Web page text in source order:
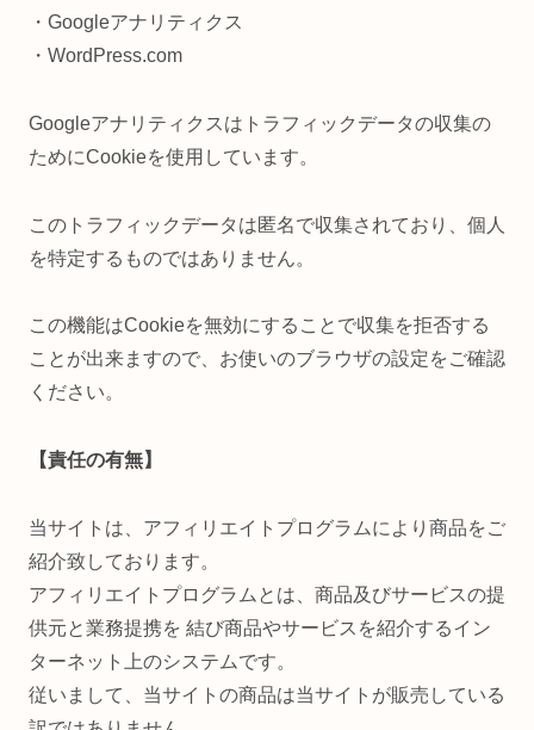
・Googleアナリティクス
・WordPress.com
Googleアナリティクスはトラフィックデータの収集の
ためにCookieを使用しています。
このトラフィックデータは匿名で収集されており、個人
を特定するものではありません。
この機能はCookieを無効にすることで収集を拒否する
ことが出来ますので、お使いのブラウザの設定をご確認
ください。
【責任の有無】
当サイトは、アフィリエイトプログラムにより商品をご
紹介致しております。
アフィリエイトプログラムとは、商品及びサービスの提
供元と業務提携を 結び商品やサービスを紹介するイン
ターネット上のシステムです。
従いまして、当サイトの商品は当サイトが販売している